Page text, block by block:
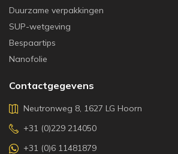
Duurzame verpakkingen
SUP-wetgeving
Bespaartips
Nanofolie
Contactgegevens
Neutronweg 8, 1627 LG Hoorn
+31 (0)229 214050
+31 (0)6 11481879